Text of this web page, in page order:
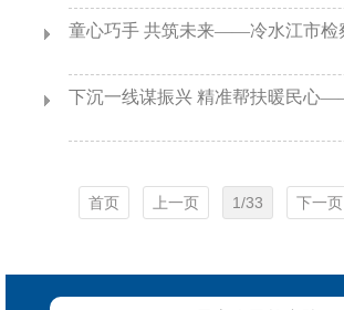
首页 上一页 1/33 下一页